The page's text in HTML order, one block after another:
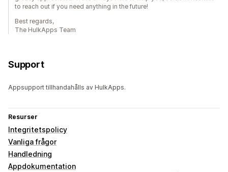
to reach out if you need anything in the future!
Best regards,
The HulkApps Team
Support
Appsupport tillhandahålls av HulkApps.
Resurser
Integritetspolicy
Vanliga frågor
Handledning
Appdokumentation